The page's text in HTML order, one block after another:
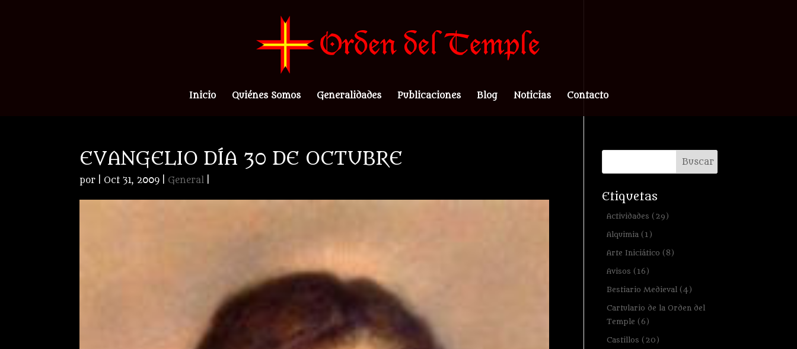
Inicio Quiénes Somos Generalidades Publicaciones Blog Noticias Contacto
EVANGELIO DÍA 30 DE OCTUBRE
por Oct 31, 2009 General
Etiquetas
Actividades (29)
Alquimia (1)
Arte Iniciático (8)
Avisos (16)
Bestiario Medieval (4)
Cartulario de la Orden del
Temple (6)
Castillos (20)